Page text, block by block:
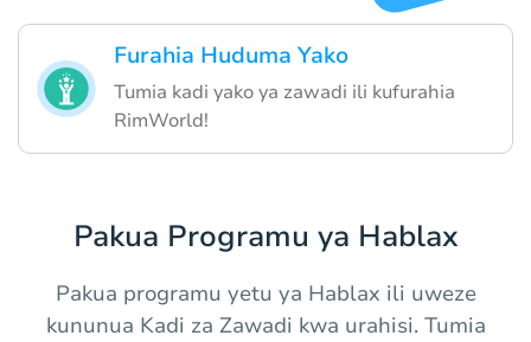
Furahia Huduma Yako
Tumia kadi yako ya zawadi ili kufurahia
RimWorld!
Pakua Programu ya Hablax
Pakua programu yetu ya Hablax ili uweze
kununua Kadi za Zawadi kwa urahisi. Tumia